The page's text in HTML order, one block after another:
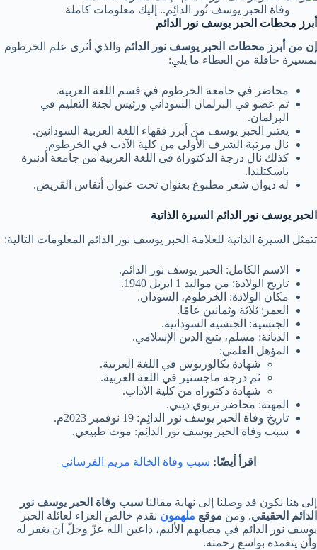
وفاة الحبر يوسف نُور الدائِم.. إليك معلومات كاملة
أبرز محطات الحبر يوسف نور الدائم
إن من أبرز محطات الحبر يوسف نور الدائم والذي أثرى علم الخرطوم
بمسيرة حافلة من العطاء ما يلي:
محاضر في جامعة الخرطوم في قسم اللغة العربية.
ثم عضو في البرلمان السوداني ورئيس لجنة التعليم في
البرلمان.
يعتبر الحبر يوسف من أبرز فقهاء اللغة العربية السودانين.
نال مرتبة الشرف الأولى من كلية الآدب في الخرطوم.
كذلك نال درجة الدكتوراة في اللغة العربية من جامعة أدنبرة
باسكتلندا.
له ديوان شعر مطبوع بعنوان تحت عنوان أنفاس القريض.
الحبر يوسف نور الدائم السيرة الذاتية
تتمثل السيرة الذاتية للعلامة الحبر يوسف نور الدائم المعلومات التالية:
الاسم الكامل: الحبر يوسف نور الدائم.
تاريخ الولادة: من مواليد 1 ابريل 1940.
مكان الولادة: الخرطوم، السودان.
العمر: ثلاثة وثمانين عامًا.
الجنسية: الجنسية السودانية.
الديانة: مسلم، يتبع الدين الإسلامي.
المؤهل العلمي:
شهادة بكالوريوس في اللغة العربية.
ثم درجة ماجستير في اللغة العربية.
شهادة دكتوراه من كلية الآداب.
المهنة: محاضر تربوي ديني.
تاريخ وفاة الحبر يوسف نور الدائِم: 19 نوفمبر 2023م.
سبب وفاة الحبر يوسف نور الدائِم: موت طبيعي.
اقرأ أيضًا: سبب وفاة الخالة مريم الفرساني
إلى هنا نكون قد وصلنا إلى نهاية مقالنا سبب وفاة الحبر يوسف نور
الدائم الحقيقي. ومن موقع ملهمون نقدم خالص العزاء لعائلة الحبر
يوسف نور الدائم في مصابهم الأليم، داعين الله عزّ وجلّ أن يغفر له
وأن يتغمده بواسع رحمته.